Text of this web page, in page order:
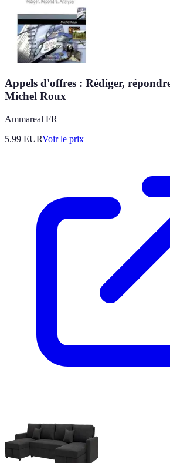
Appels d'offres : Rédiger,
Michel Roux
Ammareal FR
5.99 EURVoir le prix